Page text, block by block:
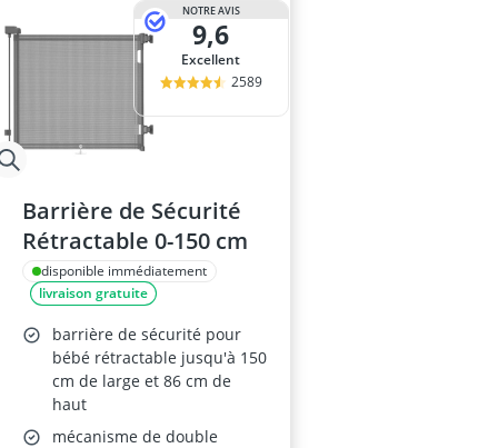
NOTRE AVIS
9,6
Excellent
2589
Barrière de Sécurité
Rétractable 0-150 cm
disponible immédiatement
livraison gratuite
barrière de sécurité pour
bébé rétractable jusqu'à 150
cm de large et 86 cm de
haut
mécanisme de double